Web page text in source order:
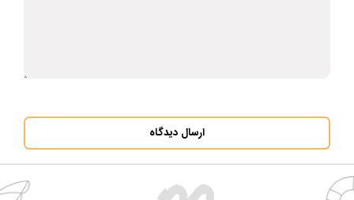
ارسال دیدگاه